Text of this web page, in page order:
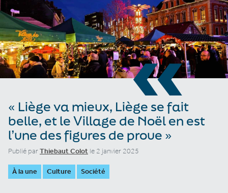
«
« Liège va mieux, Liège se fait
belle, et le Village de Noël en est
l’une des figures de proue »
Publié parThiebaut Colot le 2 janvier 2025
À la une Culture Société